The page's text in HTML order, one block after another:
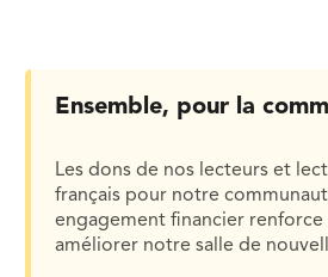
Ensemble, pour la
Les dons de nos lecteurs et
français pour notre
engagement financier
améliorer notre salle de